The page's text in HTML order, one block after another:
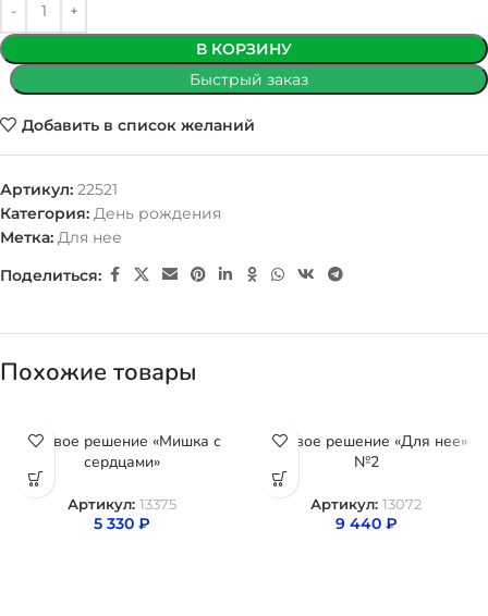
В КОРЗИНУ
Быстрый заказ
Добавить в список желаний
Артикул: 22521
Категория: День рождения
Метка: Для нее
Поделиться:
Похожие товары
Готовое решение «Мишка с
сердцами»
Артикул: 13375
5 330 ₽
Готовое решение «Для нее»
№2
Артикул: 13072
9 440 ₽